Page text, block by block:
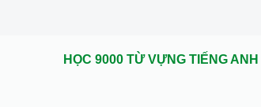
HỌC 9000 TỪ VỰNG TIẾNG ANH